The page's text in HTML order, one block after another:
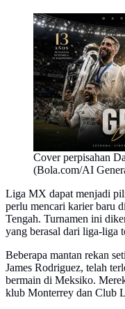
Cover perpisahan
(Bola.com/AI
Liga MX dapat menjadi
perlu mencari karier baru
Tengah. Turnamen ini
yang berasal dari liga-liga
Beberapa mantan rekan
James Rodriguez, telah
bermain di Meksiko.
klub Monterrey dan Club